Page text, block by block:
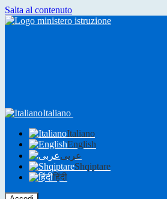
Salta al contenuto
Italiano
Italiano
English
عربى
Shqiptare
हिंदी